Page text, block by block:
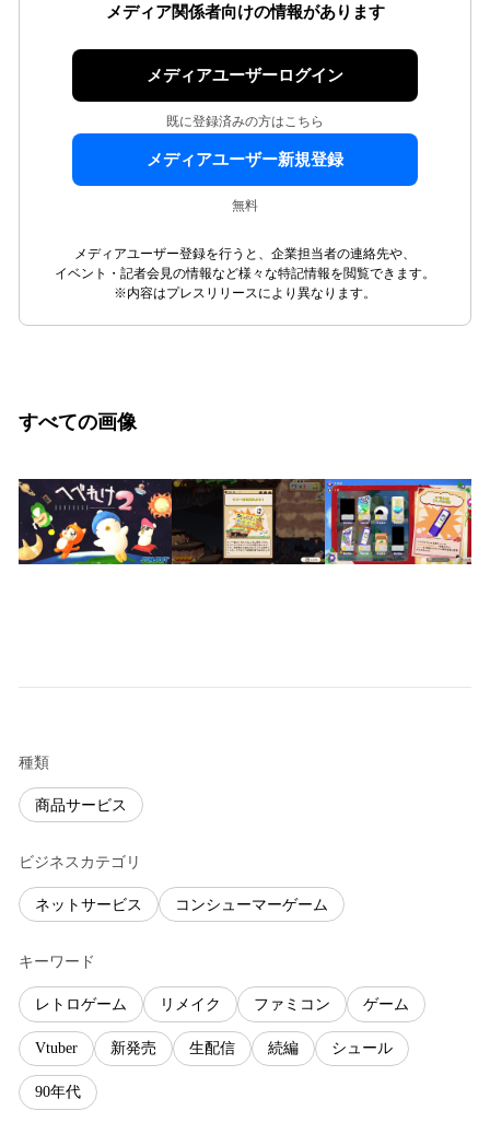
メディア関係者向けの情報があります
メディアユーザーログイン
既に登録済みの方はこちら
メディアユーザー新規登録
無料
メディアユーザー登録を行うと、企業担当者の連絡先や、
イベント・記者会見の情報など様々な特記情報を閲覧できます。
※内容はプレスリリースにより異なります。
すべての画像
種類
商品サービス
ビジネスカテゴリ
ネットサービス コンシューマーゲーム
キーワード
レトロゲーム リメイク ファミコン ゲーム
Vtuber 新発売 生配信 続編 シュール
90年代